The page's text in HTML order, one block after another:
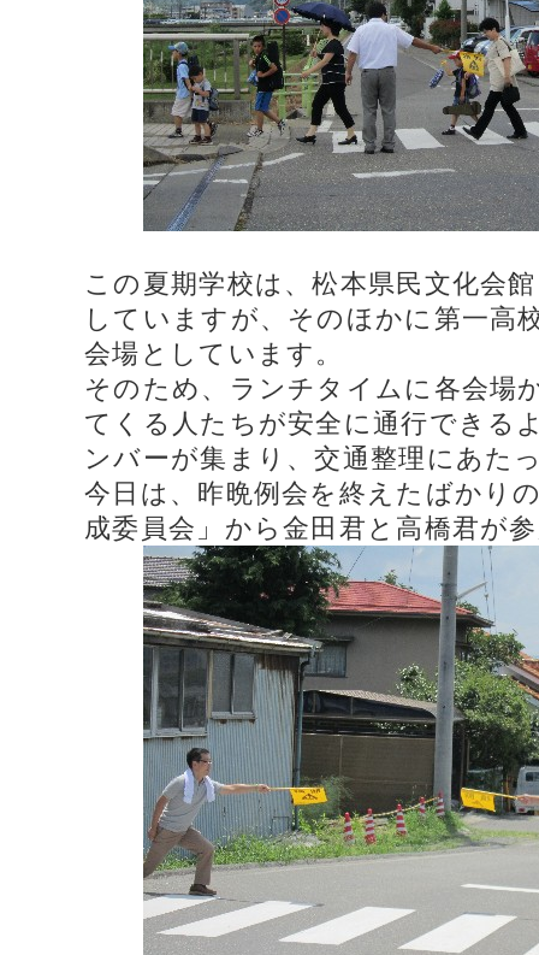
この夏期学校は、松本県民文化会
していますが、そのほかに第一高
会場としています。
そのため、ランチタイムに各会場
てくる人たちが安全に通行できる
ンバーが集まり、交通整理にあた
今日は、昨晩例会を終えたばかり
成委員会」から金田君と高橋君が